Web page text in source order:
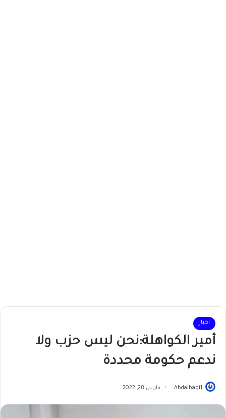
اخبار
أمير الكواهلة:نحن ليس حزب ولا
ندعم حكومة محددة
Abdalbagi1 مارس 28, 2022